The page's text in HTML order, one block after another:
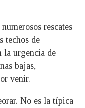
rescates
techos de
la urgencia de
bajas,
venir.
No es la típica